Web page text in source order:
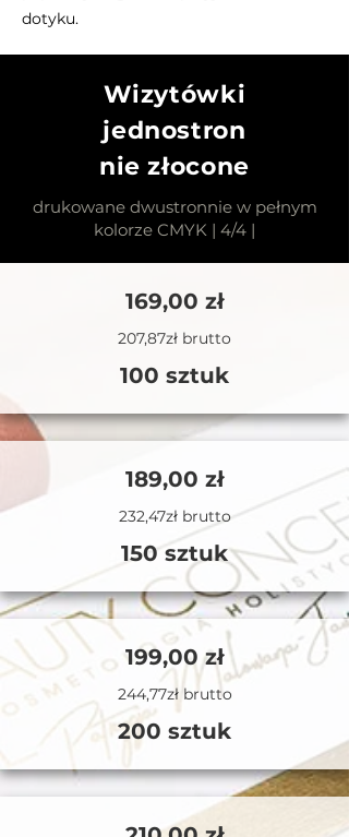
dotyku.
Wizytówki
jednostron
nie złocone
drukowane dwustronnie w pełnym
kolorze CMYK | 4/4 |
169,00 zł
207,87zł brutto
100 sztuk
189,00 zł
232,47zł brutto
150 sztuk
199,00 zł
244,77zł brutto
200 sztuk